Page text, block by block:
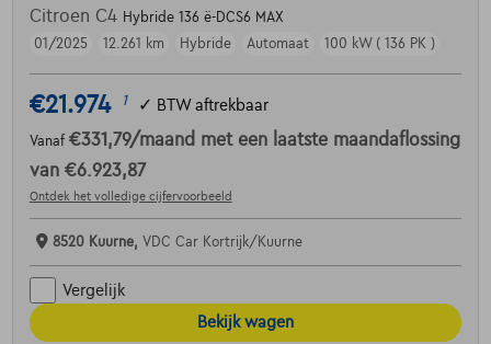
Citroen C4 Hybride 136 ë-DCS6 MAX
01/2025
12.261 km Hybride Automaat 100 kW ( 136 PK )
€21.974 1 ✓ BTW aftrekbaar
Vanaf €331,79/maand met een laatste maandaflossing
van €6.923,87
Ontdek het volledige cijfervoorbeeld
8520 Kuurne, VDC Car Kortrijk/Kuurne
Vergelijk
Bekijk wagen